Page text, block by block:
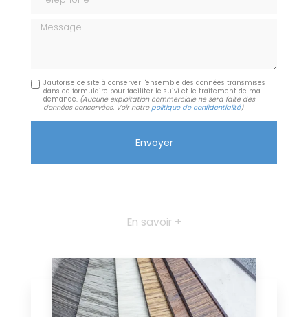
Message
J'autorise ce site à conserver l'ensemble des données transmises
dans ce formulaire pour faciliter le suivi et le traitement de ma
demande. (Aucune exploitation commerciale ne sera faite des
données concervées. Voir notre politique de confidentialité)
En savoir +